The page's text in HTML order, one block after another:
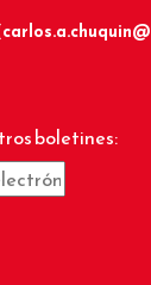
boletines: